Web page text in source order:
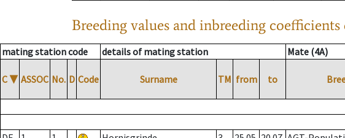
Breeding values and inbreeding
mating station code details of mating station Mate (4A)
C ▼ ASSOC No. D Code Surname TM from to